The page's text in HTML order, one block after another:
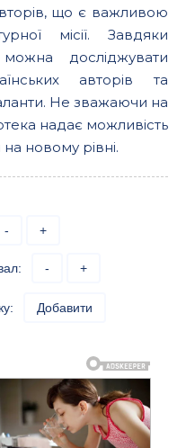
що є важливою
місії. Завдяки
досліджувати
авторів та
Не зважаючи на
надає можливість
новому рівні.
- +
- +
Добавити